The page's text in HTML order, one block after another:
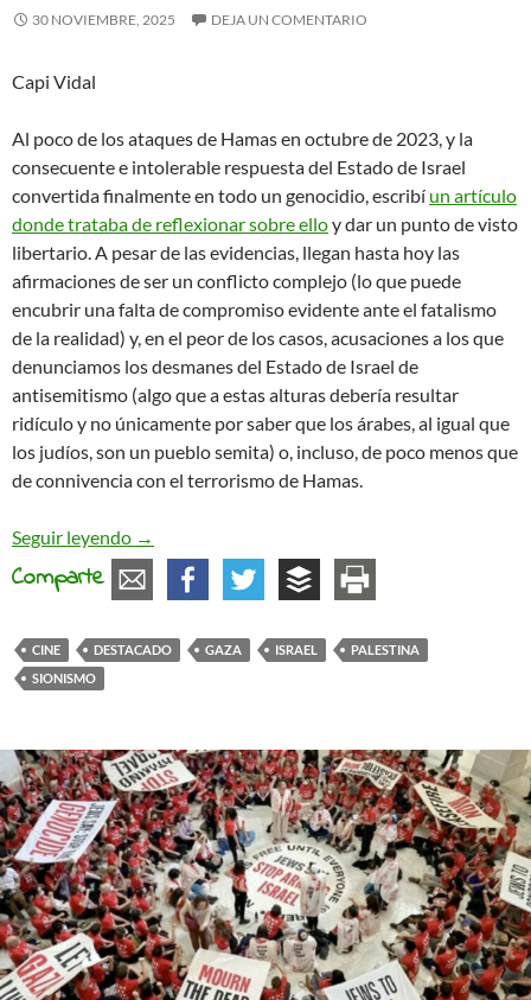
30 NOVIEMBRE, 2025 DEJA UN COMENTARIO
Capi Vidal
Al poco de los ataques de Hamas en octubre de 2023, y la
consecuente e intolerable respuesta del Estado de Israel
convertida finalmente en todo un genocidio, escribí un artículo
donde trataba de reflexionar sobre elloy dar un punto de visto
libertario. A pesar de las evidencias, llegan hasta hoy las
afirmaciones de ser un conflicto complejo (lo que puede
encubrir una falta de compromiso evidente ante el fatalismo
de la realidad) y, en el peor de los casos, acusaciones a los que
denunciamos los desmanes del Estado de Israel de
antisemitismo (algo que a estas alturas debería resultar
ridículo y no únicamente por saber que los árabes, al igual que
los judíos, son un pueblo semita) o, incluso, de poco menos que
de connivencia con el terrorismo de Hamas.
Seguir leyendo “La voz de Hind”, las atrocidades en Gaza con
→
Comparte
CINE DESTACADO GAZA ISRAEL
PALESTINA
SIONISMO